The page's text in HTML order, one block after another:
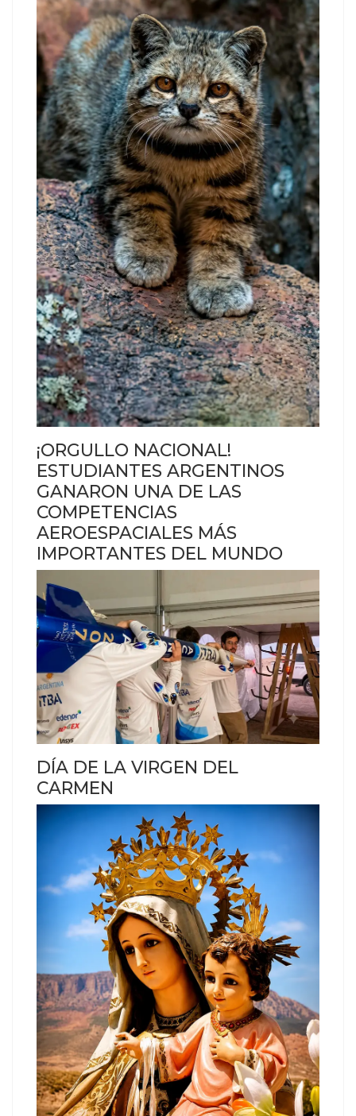
¡ORGULLO NACIONAL!
ESTUDIANTES ARGENTINOS
GANARON UNA DE LAS
COMPETENCIAS
AEROESPACIALES MÁS
IMPORTANTES DEL MUNDO
DÍA DE LA VIRGEN DEL
CARMEN